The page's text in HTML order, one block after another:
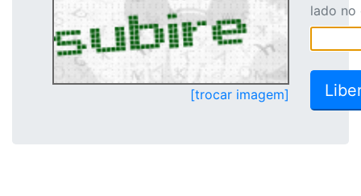
[trocar imagem]
lado no